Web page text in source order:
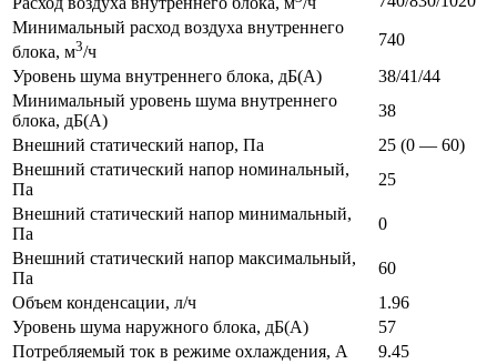
Минимальный расход воздуха внутреннего
блока, м3/ч
740
Уровень шума внутреннего блока, дБ(А)
38/41/44
Минимальный уровень шума внутреннего
блока, дБ(А)
38
Внешний статический напор, Па
25 (0 — 60)
Внешний статический напор номинальный,
Па
25
Внешний статический напор минимальный,
Па
0
Внешний статический напор максимальный,
Па
60
Объем конденсации, л/ч
1.96
Уровень шума наружного блока, дБ(А)
57
Потребляемый ток в режиме охлаждения, А
9.45